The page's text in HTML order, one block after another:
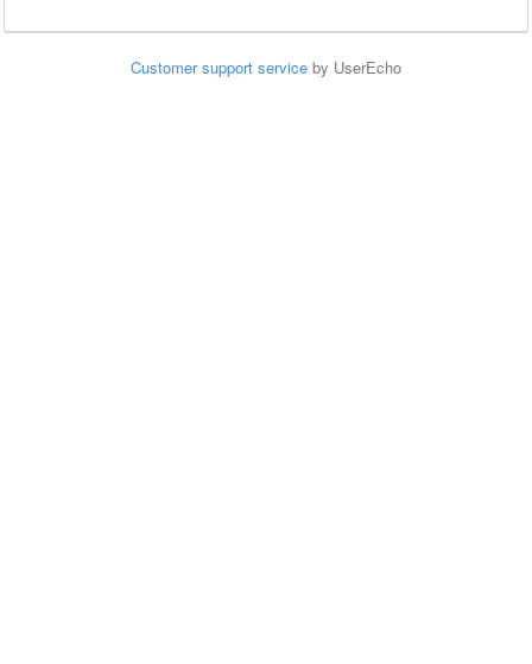
Customer support service by UserEcho